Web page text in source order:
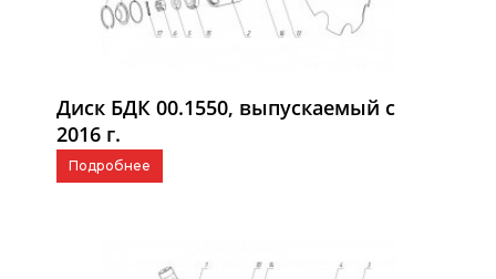
Диск БДК 00.1550, выпускаемый с
2016 г.
Подробнее